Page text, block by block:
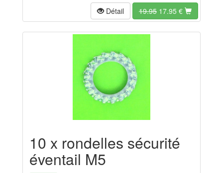
Détail 19.95 17.95 €
10 x rondelles sécurité
éventail M5